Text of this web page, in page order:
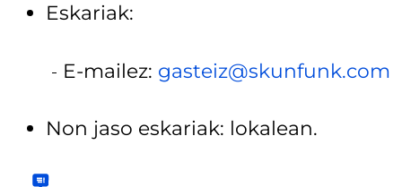
Eskariak:
E-mailez: gasteiz@skunfunk.com
Non jaso eskariak: lokalean.